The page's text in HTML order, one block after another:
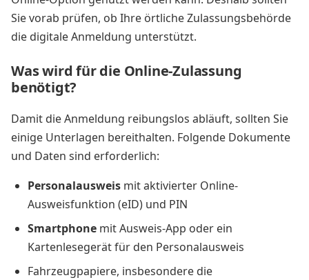
Sie vorab prüfen, ob Ihre örtliche Zulassungsbehörde
die digitale Anmeldung unterstützt.
Was wird für die Online-Zulassung
benötigt?
Damit die Anmeldung reibungslos abläuft, sollten Sie
einige Unterlagen bereithalten. Folgende Dokumente
und Daten sind erforderlich:
Personalausweis mit aktivierter Online-
Ausweisfunktion (eID) und PIN
Smartphone mit Ausweis-App oder ein
Kartenlesegerät für den Personalausweis
Fahrzeugpapiere, insbesondere die